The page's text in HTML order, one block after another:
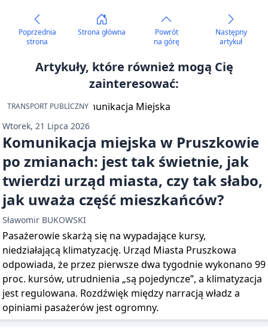
Poprzednia
strona
Strona główna
Powrót
na górę
Następny
artykuł
Artykuły, które również mogą Cię
zainteresować:
TRANSPORT PUBLICZNY
Wtorek, 21 Lipca 2026
Komunikacja miejska w Pruszkowie
po zmianach: jest tak świetnie, jak
twierdzi urząd miasta, czy tak słabo,
jak uważa część mieszkańców?
Sławomir BUKOWSKI
Pasażerowie skarżą się na wypadające kursy,
niedziałającą klimatyzację. Urząd Miasta Pruszkowa
odpowiada, że przez pierwsze dwa tygodnie wykonano 99
proc. kursów, utrudnienia „są pojedyncze”, a klimatyzacja
jest regulowana. Rozdźwięk między narracją władz a
opiniami pasażerów jest ogromny.